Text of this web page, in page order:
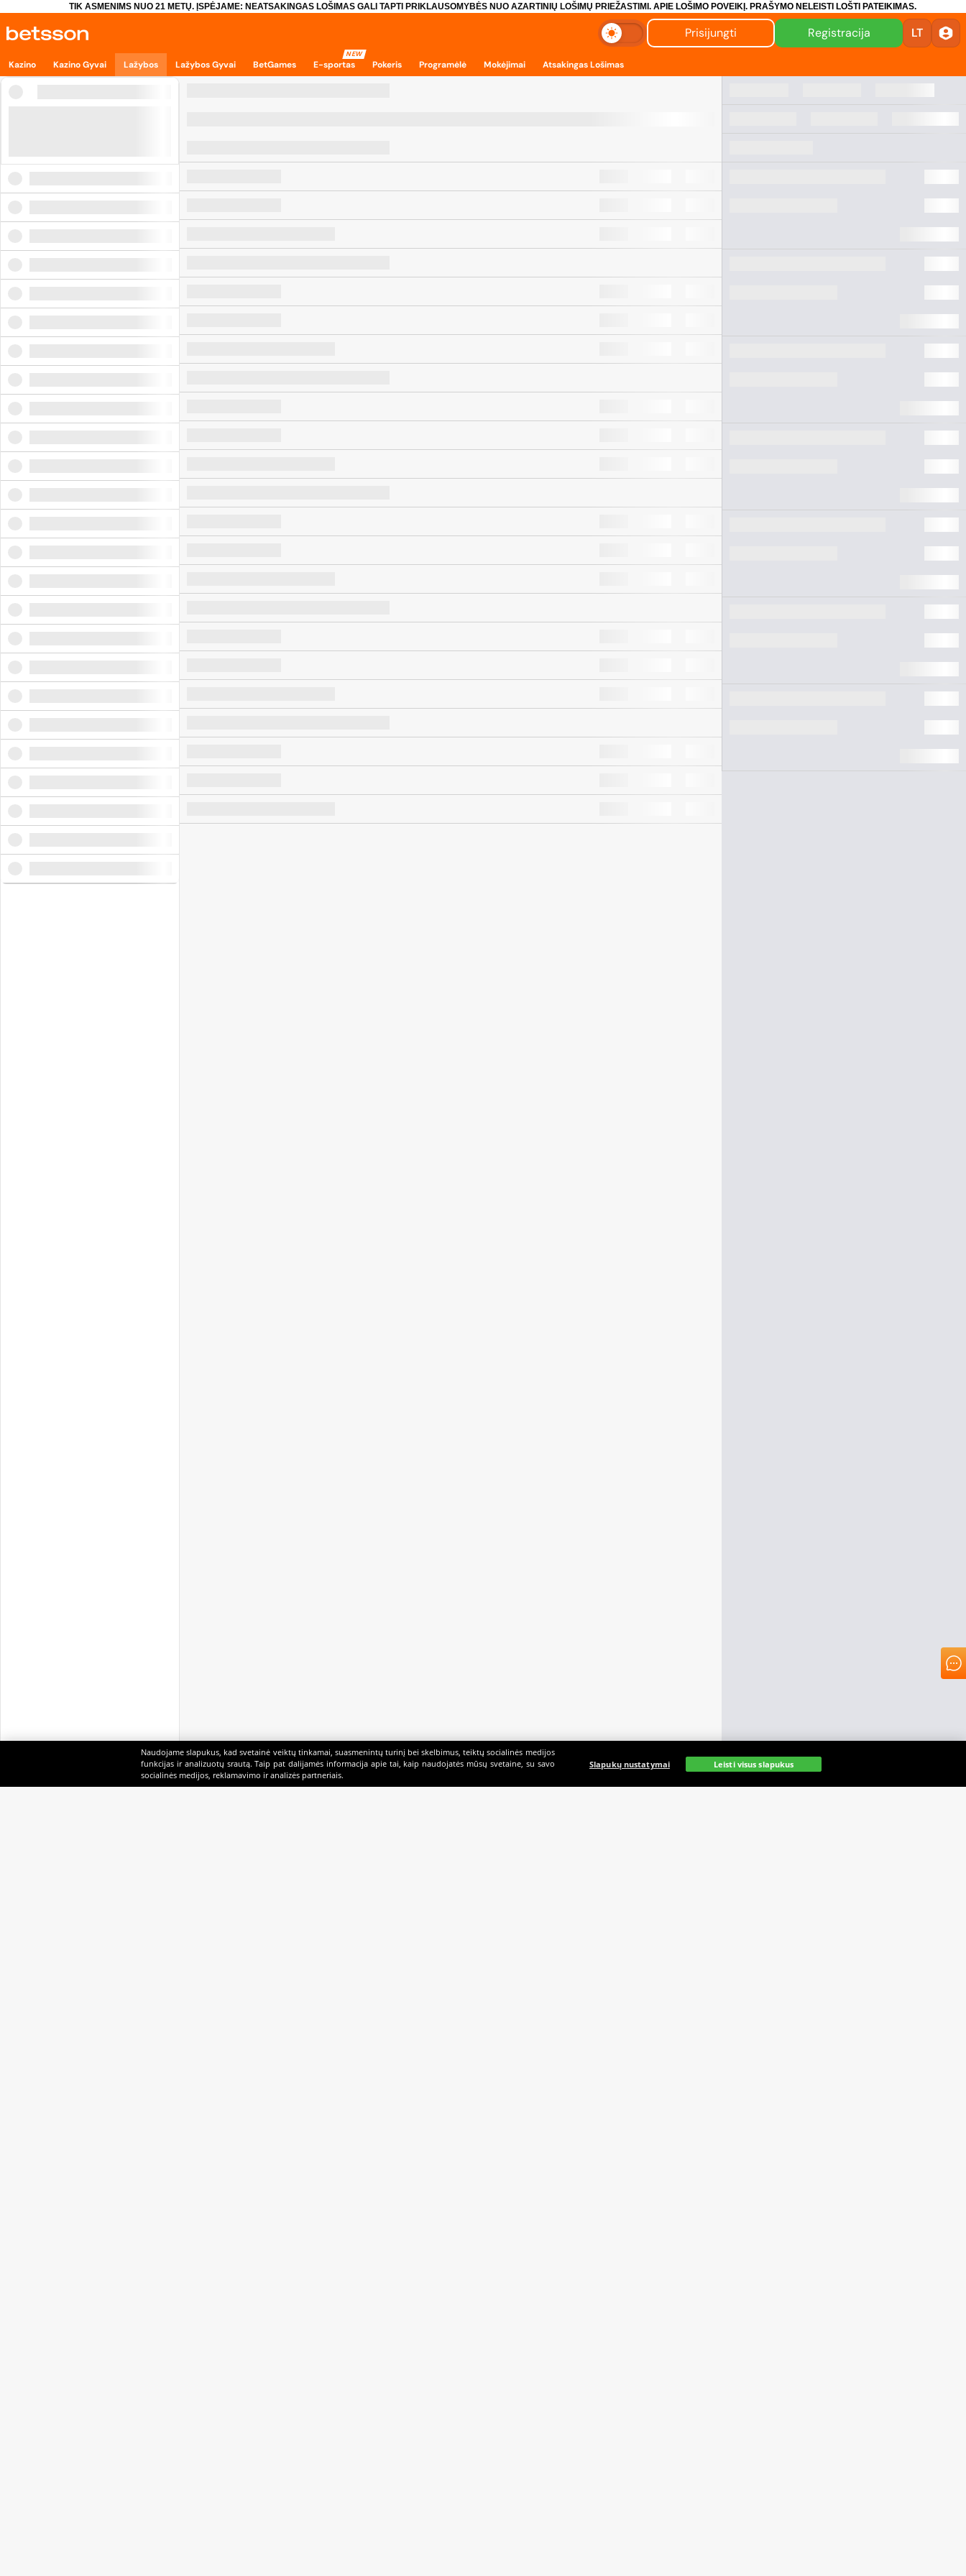
TIK ASMENIMS NUO 21 METŲ. ĮSPĖJAME: NEATSAKINGAS LOŠIMAS GALI TAPTI PRIKLAUSOMYBĖS NUO AZARTINIŲ LOŠIMŲ PRIEŽASTIMI. APIE LOŠIMO POVEIKĮ. PRAŠYMO NELEISTI LOŠTI PATEIKIMAS.
Prisijungti Registracija LT
Kazino Kazino Gyvai Lažybos Lažybos Gyvai BetGames E-sportas
NEW
Pokeris Programėlė Mokėjimai Atsakingas Lošimas
Naudojame slapukus, kad svetainė veiktų tinkamai, suasmenintų turinį bei skelbimus, teiktų socialinės medijos
funkcijas ir analizuotų srautą. Taip pat dalijamės informacija apie tai, kaip naudojatės mūsų svetaine, su savo
socialinės medijos, reklamavimo ir analizės partneriais.
Slapukų nustatymai Leisti visus slapukus